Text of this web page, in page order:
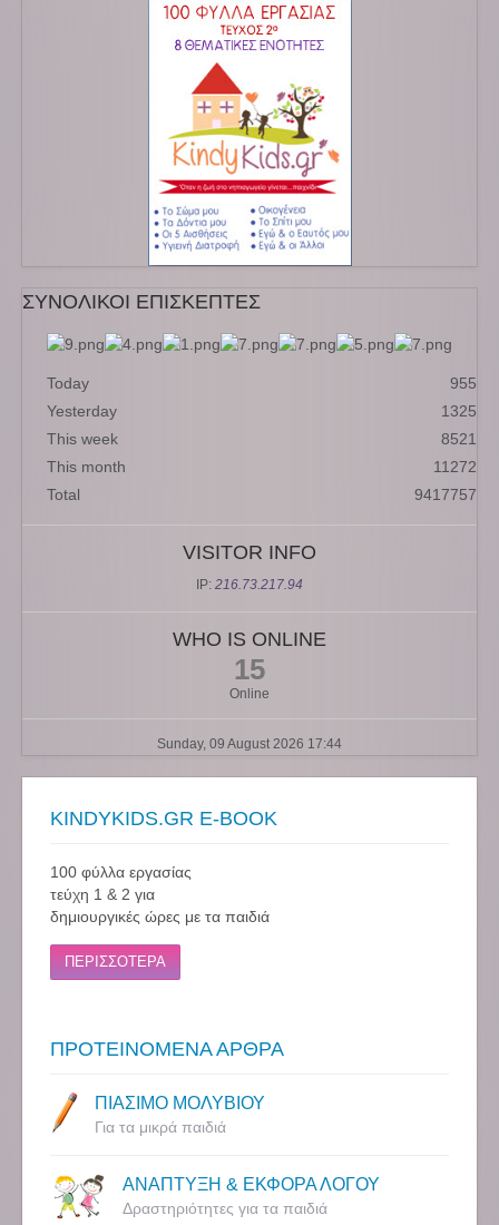
ΣΥΝΟΛΙΚΟΙ ΕΠΙΣΚΕΠΤΕΣ
Today
955
Yesterday
1325
This week
8521
This month
11272
Total
9417757
VISITOR INFO
IP: 216.73.217.94
WHO IS ONLINE
15
Online
Sunday, 09 August 2026 17:44
KINDYKIDS.GR E-BOOK
100 φύλλα εργασίας
τεύχη 1 & 2 για
δημιουργικές ώρες με τα παιδιά
ΠΕΡΙΣΣΟΤΕΡΑ
ΠΡΟΤΕΙΝΟΜΕΝΑ ΑΡΘΡΑ
ΠΙΑΣΙΜΟ ΜΟΛΥΒΙΟΥ
Για τα μικρά παιδιά
ΑΝΑΠΤΥΞΗ & ΕΚΦΟΡΑ ΛΟΓΟΥ
Δραστηριότητες για τα παιδιά